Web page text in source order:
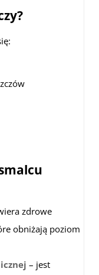
zdrowe
obniżają poziom
– jest